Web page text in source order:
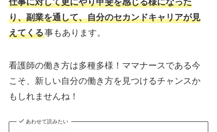
仕事に対して更にやり甲斐を感じる様になった
り、副業を通して、自分のセカンドキャリアが見
えてくる事もあります。
看護師の働き方は多種多様！ママナースである今
こそ、新しい自分の働き方を見つけるチャンスか
もしれませんね！
あわせて読みたい